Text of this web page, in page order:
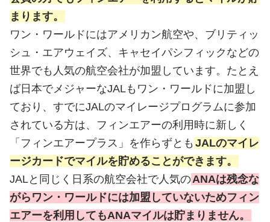
まります。
ワン・ワールドにはアメリカン航空や、ブリティッ
シュ・エアウェイズ、キャセイパシフィックなどの
世界でも人気の航空会社が加盟しています。たとえ
ば日本でメジャーなJALもワン・ワールドに加盟し
ており、すでにJALのマイレージプログラムに参加
されている方は、フィンエアーの利用時に新しく
「フィンエアープラス」を作らずとも JALのマイレ
ージカードでマイルを貯めることができます。
JALと同じく日系の航空会社で人気のANAは残念な
がらワン・ワールドには加盟していないためフィン
エアーを利用してもANAマイルは貯まりません。